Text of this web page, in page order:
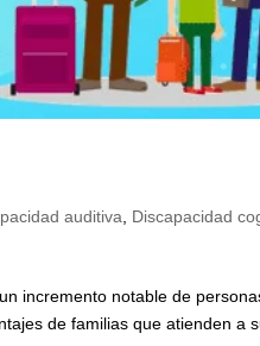
auditiva Discapacidad
incremento notable de
de familias que atienden a